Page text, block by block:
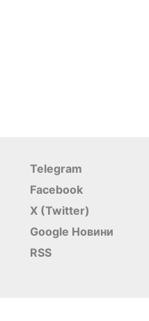
Telegram
Facebook
X (Twitter)
Google Новини
RSS